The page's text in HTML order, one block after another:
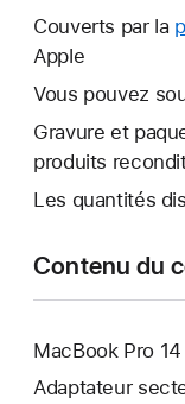
Couverts par la
Apple
Vous pouvez
Gravure et
produits
Les quantités
Contenu du
MacBook Pro
Adaptateur